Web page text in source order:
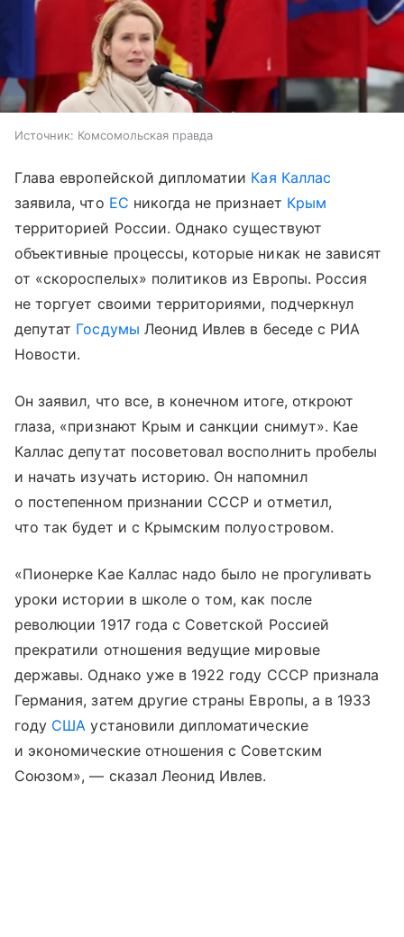
Источник: Комсомольская правда
Глава европейской дипломатии Кая Каллас
заявила, что ЕС никогда не признает Крым
территорией России. Однако существуют
объективные процессы, которые никак не зависят
от «скороспелых» политиков из Европы. Россия
не торгует своими территориями, подчеркнул
депутат Госдумы Леонид Ивлев в беседе с РИА
Новости.
Он заявил, что все, в конечном итоге, откроют
глаза, «признают Крым и санкции снимут». Кае
Каллас депутат посоветовал восполнить пробелы
и начать изучать историю. Он напомнил
о постепенном признании СССР и отметил,
что так будет и с Крымским полуостровом.
«Пионерке Кае Каллас надо было не прогуливать
уроки истории в школе о том, как после
революции 1917 года с Советской Россией
прекратили отношения ведущие мировые
державы. Однако уже в 1922 году СССР признала
Германия, затем другие страны Европы, а в 1933
году США установили дипломатические
и экономические отношения с Советским
Союзом», — сказал Леонид Ивлев.